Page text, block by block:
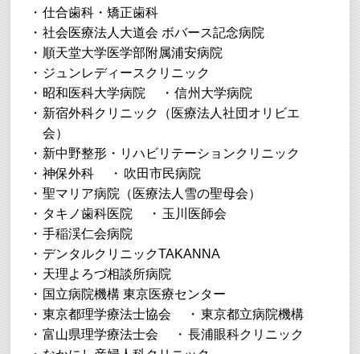
仕合歯科・矯正歯科
社会医療法人大道会 ボバース記念病院
順天堂大学医学部附属浦安病院
ジュンレディースクリニック
昭和医科大学病院
信州大学病院
新宿外科クリニック（医療法人社団オリビエ
会）
新中野整形・リハビリテーションクリニック
神保外科
吹田市民病院
聖マリア病院（医療法人雪の聖母会）
タキノ歯科医院
玉川医師会
手稲渓仁会病院
デンタルクリニックTAKANNA
天理よろづ相談所病院
国立病院機構 東京医療センター
東京都理学療法士協会
東京都立病院機構
富山県理学療法士会
長浦眼科クリニック